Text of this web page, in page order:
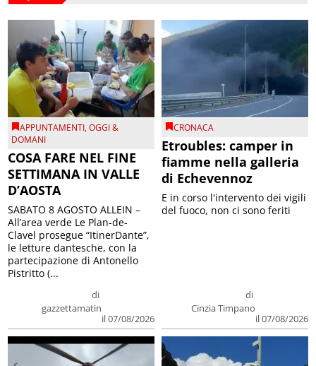
APPUNTAMENTI,OGGI &
DOMANI
COSA FARE NEL FINE
SETTIMANA IN VALLE
D’AOSTA
di
gazzettamatin
il 07/08/2026
SABATO 8 AGOSTO ALLEIN –
All’area verde Le Plan-de-
Clavel prosegue “ItinerDante”,
le letture dantesche, con la
partecipazione di Antonello
Pistritto (...
CRONACA
Etroubles: camper in
fiamme nella galleria
di Echevennoz
di
Cinzia Timpano
il 07/08/2026
E in corso l'intervento dei vigili
del fuoco, non ci sono feriti